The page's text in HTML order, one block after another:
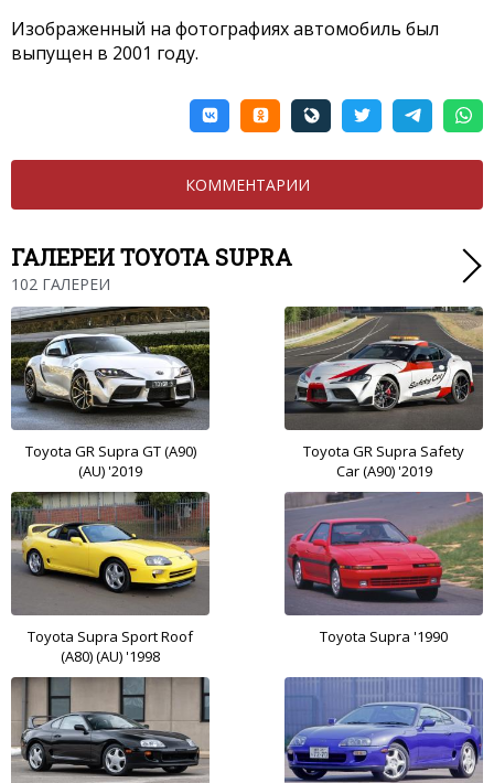
Изображенный на фотографиях автомобиль был
выпущен в 2001 году.
КОММЕНТАРИИ
ГАЛЕРЕИ TOYOTA SUPRA
102 ГАЛЕРЕИ
Toyota GR Supra GT (A90)
(AU) '2019
Toyota GR Supra Safety
Car (A90) '2019
Toyota Supra Sport Roof
(A80) (AU) '1998
Toyota Supra '1990